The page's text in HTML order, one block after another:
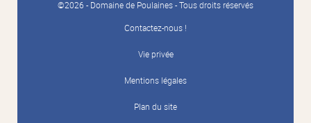
©2026 - Domaine de Poulaines - Tous droits réservés
Contactez-nous !
Vie privée
Mentions légales
Plan du site